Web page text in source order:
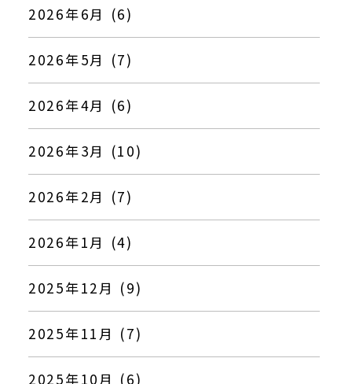
2026年6月 (6)
2026年5月 (7)
2026年4月 (6)
2026年3月 (10)
2026年2月 (7)
2026年1月 (4)
2025年12月 (9)
2025年11月 (7)
2025年10月 (6)